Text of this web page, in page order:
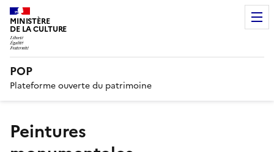
MINISTÈRE
DE LA CULTURE
POP
Plateforme ouverte du patrimoine
peintures